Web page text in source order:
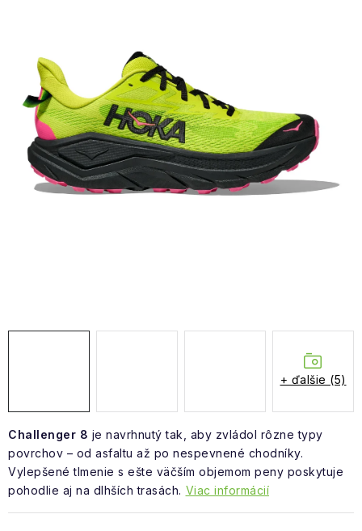
ZNAČKY
Vrátenie a výmena Doprava a platba
Blog
Moja objednávka
Challenger 8 je navrhnutý tak, aby zvládol rôzne typy
povrchov – od asfaltu až po nespevnené chodníky.
Vylepšené tlmenie s ešte väčším objemom peny poskytuje
pohodlie aj na dlhších trasách. Viac informácií
+ ďalšie (5)